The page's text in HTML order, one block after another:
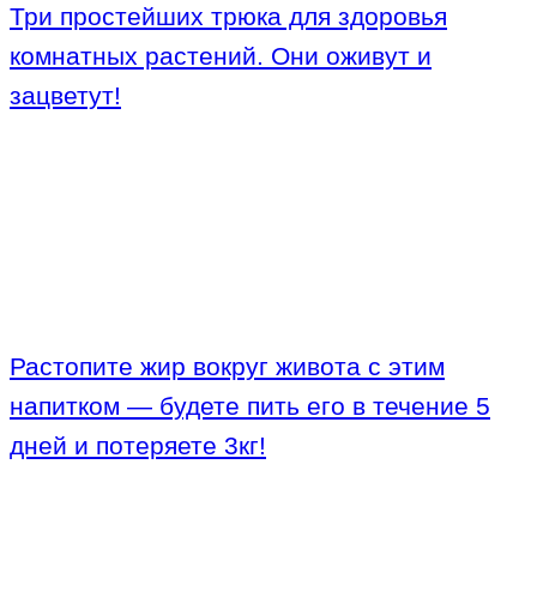
Три простейших трюка для здоровья
комнатных растений. Они оживут и
зацветут!
Растопите жир вокруг живота с этим
напитком — будете пить его в течение 5
дней и потеряете 3кг!